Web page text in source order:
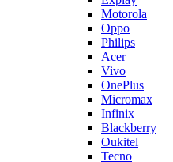
Motorola
Oppo
Philips
Acer
Vivo
OnePlus
Micromax
Infinix
Blackberry
Oukitel
Tecno